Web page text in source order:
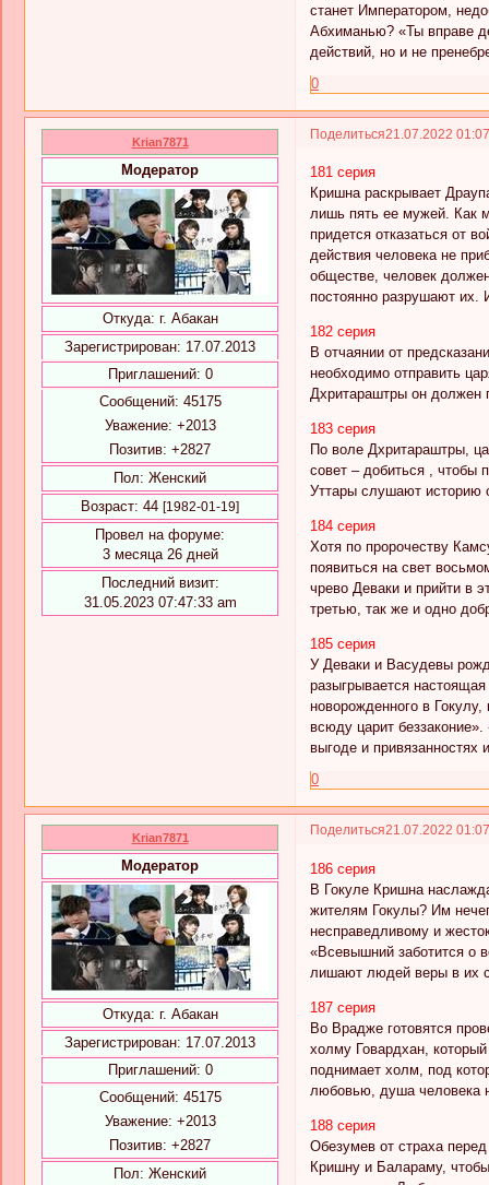
станет Императором,
Абхиманью? «Ты вправе
действий, но и не
0
Поделиться21.07.2022
Krian7871
Модератор
Откуда: г. Абакан
Зарегистрирован: 17.07.2013
Приглашений: 0
Сообщений: 45175
Уважение: +2013
Позитив: +2827
Пол: Женский
Возраст: 44 [1982-01-19]
Провел на форуме:
3 месяца 26 дней
Последний визит:
31.05.2023 07:47:33 am
181 серия
Кришна раскрывает
лишь пять ее мужей. Как
придется отказаться от
действия человека не
обществе, человек
постоянно разрушают их.
182 серия
В отчаянии от
необходимо отправить
Дхритараштры он должен
183 серия
По воле Дхритараштры,
совет – добиться ,
Уттары слушают историю
184 серия
Хотя по пророчеству
появиться на свет
чрево Деваки и прийти в
третью, так же и одно
185 серия
У Деваки и Васудевы
разыгрывается
новорожденного в
всюду царит
выгоде и привязанностях
0
Поделиться21.07.2022
Krian7871
Модератор
Откуда: г. Абакан
Зарегистрирован: 17.07.2013
Приглашений: 0
Сообщений: 45175
Уважение: +2013
Позитив: +2827
Пол: Женский
186 серия
В Гокуле Кришна
жителям Гокулы? Им
несправедливому и
«Всевышний заботится о
лишают людей веры в их
187 серия
Во Врадже готовятся
холму Говардхан,
поднимает холм, под
любовью, душа человека
188 серия
Обезумев от страха
Кришну и Балараму,